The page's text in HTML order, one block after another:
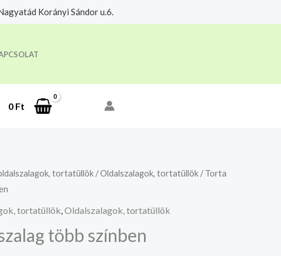
Korányi Sándor u.6.
0 Ft
tortatüllök /Oldalszalagok, tortatüllök / Torta
tortatüllök Oldalszalagok, tortatüllök
több színben
feloldási időre.